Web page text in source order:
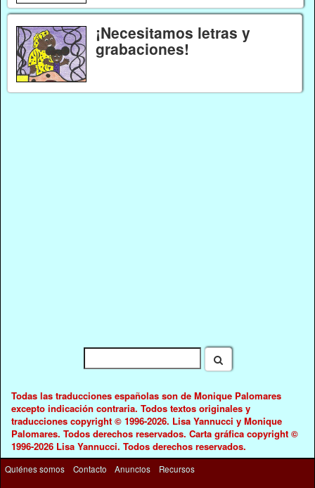
¡Necesitamos letras y
grabaciones!
Todas las traducciones españolas son de Monique Palomares
excepto indicación contraria. Todos textos originales y
traducciones copyright © 1996-2026. Lisa Yannucci y Monique
Palomares. Todos derechos reservados. Carta gráfica copyright ©
1996-2026 Lisa Yannucci. Todos derechos reservados.
Quiénes somos Contacto Anuncios Recursos